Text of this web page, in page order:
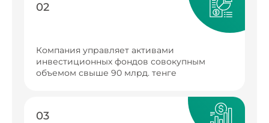
02
Компания управляет активами
инвестиционных фондов совокупным
объемом свыше 90 млрд. тенге
03